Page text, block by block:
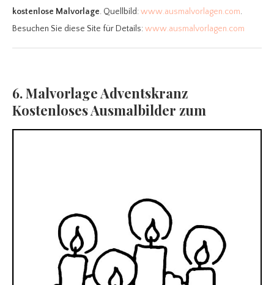
kostenlose Malvorlage. Quellbild:www.ausmalvorlagen.com.
Besuchen Sie diese Site für Details:www.ausmalvorlagen.com
6. Malvorlage Adventskranz
Kostenloses Ausmalbilder zum